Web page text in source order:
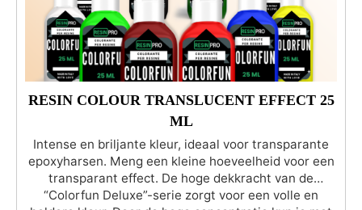
RESIN COLOUR TRANSLUCENT EFFECT 25
ML
Intense en briljante kleur, ideaal voor transparante
epoxyharsen. Meng een kleine hoeveelheid voor een
transparant effect. De hoge dekkracht van de
“Colorfun Deluxe”-serie zorgt voor een volle en